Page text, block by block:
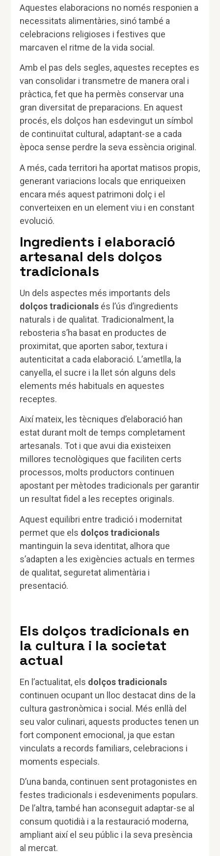
Aquestes elaboracions no només responien a
necessitats alimentàries, sinó també a
celebracions religioses i festives que
marcaven el ritme de la vida social.
Amb el pas dels segles, aquestes receptes es
van consolidar i transmetre de manera oral i
pràctica, fet que ha permès conservar una
gran diversitat de preparacions. En aquest
procés, els dolços han esdevingut un símbol
de continuïtat cultural, adaptant-se a cada
època sense perdre la seva essència original.
A més, cada territori ha aportat matisos propis,
generant variacions locals que enriqueixen
encara més aquest patrimoni dolç i el
converteixen en un element viu i en constant
evolució.
Ingredients i elaboració
artesanal dels dolços
tradicionals
Un dels aspectes més importants dels
dolços tradicionals és l’ús d’ingredients
naturals i de qualitat. Tradicionalment, la
rebosteria s’ha basat en productes de
proximitat, que aporten sabor, textura i
autenticitat a cada elaboració. L’ametlla, la
canyella, el sucre i la llet són alguns dels
elements més habituals en aquestes
receptes.
Així mateix, les tècniques d’elaboració han
estat durant molt de temps completament
artesanals. Tot i que avui dia existeixen
millores tecnològiques que faciliten certs
processos, molts productors continuen
apostant per mètodes tradicionals per garantir
un resultat fidel a les receptes originals.
Aquest equilibri entre tradició i modernitat
permet que els dolços tradicionals
mantinguin la seva identitat, alhora que
s’adapten a les exigències actuals en termes
de qualitat, seguretat alimentària i
presentació.
Els dolços tradicionals en
la cultura i la societat
actual
En l’actualitat, els dolços tradicionals
continuen ocupant un lloc destacat dins de la
cultura gastronòmica i social. Més enllà del
seu valor culinari, aquests productes tenen un
fort component emocional, ja que estan
vinculats a records familiars, celebracions i
moments especials.
D’una banda, continuen sent protagonistes en
festes tradicionals i esdeveniments populars.
De l’altra, també han aconseguit adaptar-se al
consum quotidià i a la restauració moderna,
ampliant així el seu públic i la seva presència
al mercat.